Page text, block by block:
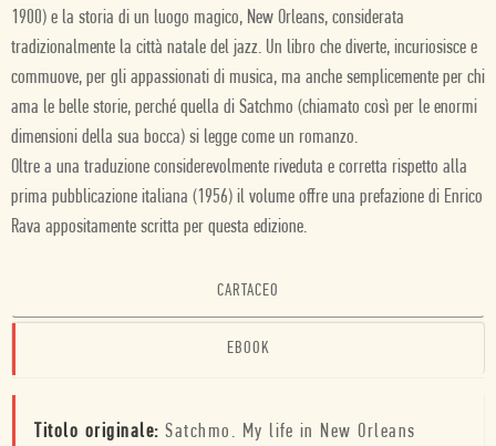
1900) e la storia di un luogo magico, New Orleans, considerata
tradizionalmente la città natale del jazz. Un libro che diverte, incuriosisce e
commuove, per gli appassionati di musica, ma anche semplicemente per chi
ama le belle storie, perché quella di Satchmo (chiamato così per le enormi
dimensioni della sua bocca) si legge come un romanzo.
Oltre a una traduzione considerevolmente riveduta e corretta rispetto alla
prima pubblicazione italiana (1956) il volume offre una prefazione di Enrico
Rava appositamente scritta per questa edizione.
CARTACEO
EBOOK
Titolo originale: Satchmo. My life in New Orleans